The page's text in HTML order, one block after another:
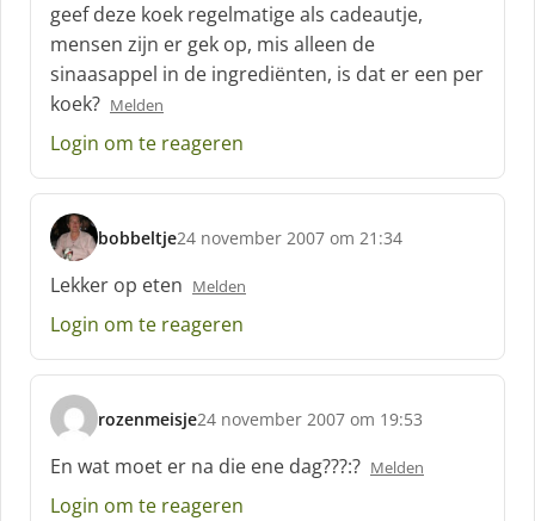
h
r
e
e
:
geef deze koek regelmatige als cadeautje,
mensen zijn er gek op, mis alleen de
sinaasappel in de ingrediënten, is dat er een per
koek? Melden
Login om te reageren
bobbeltje
s
c
h
r
e
f
:
24 november 2007 om 21:34
Lekker op eten Melden
Login om te reageren
rozenmeisje
s
c
h
r
24 november 2007 om 19:53
En wat moet er na die ene dag???:? Melden
Login om te reageren